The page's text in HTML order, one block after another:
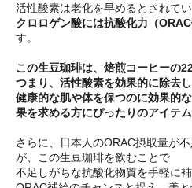
活性酸素は老化を早めるとされて
クロロゲン酸には抗酸化力（ORAC
す。
この生豆珈琲は、焙煎コーヒーの
つまり、活性酸素を効果的に除去し
健康的な肌や体を保つのに効果的
果を求める方にぴったりのアイテム
さらに、日本人のORAC摂取量が
が、この生豆珈琲を飲むことで
不足しがちな抗酸化物質を手軽に